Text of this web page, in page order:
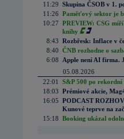
11:29 Skupina ČSOB v 1.
11:26 Paměťový sektor je
10:27 PREVIEW: CSG
knihy
8:43 Rozbřesk: Inflace v
8:40 ČNB rozhodne o
6:08
Apple není AI firma.
05.08.2026
22:01
S&P 500 po
18:03 Prémiové akcie,
16:05 PODCAST
Kunové teprve na
15:18 Booking ukázal